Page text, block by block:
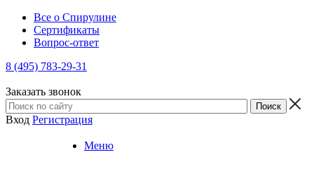
Все о Спирулине
Сертификаты
Вопрос-ответ
8 (495) 783-29-31
Заказать звонок
Вход Регистрация
Меню